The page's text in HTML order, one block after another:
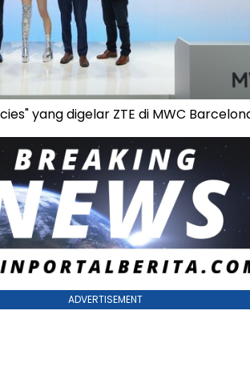
yang digelar ZTE di MWC
ADVERTISEMENT